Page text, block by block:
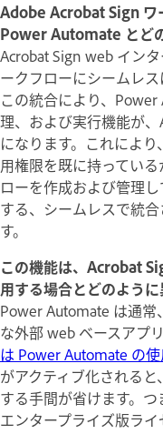
Adobe Acrobat Sign ワ
Power Automate とど
Acrobat Sign web イン
ークフローにシームレ
この統合により、
理、および実行機能が
になります。これによ
用権限を既に持ってい
ローを作成および管理
する、シームレスで統
す。
この機能は、Acrobat
用する場合とどのよう
Power Automate は通
な外部 web ベースアプ
は Power Automate の
がアクティブ化される
する手間が省けます。
エンタープライズ版ラ